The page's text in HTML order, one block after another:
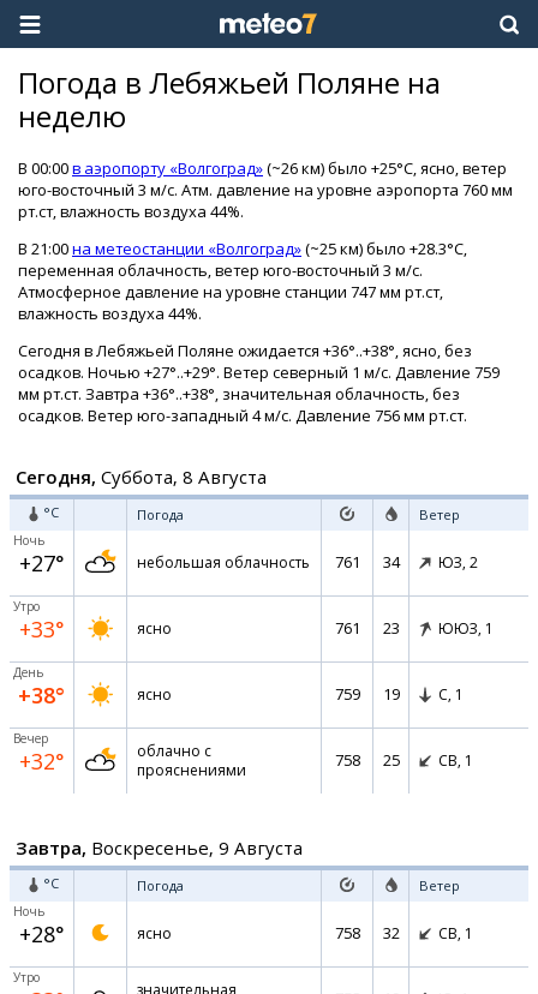
Погода в Лебяжьей Поляне на
неделю
В 00:00в аэропорту «Волгоград»(~26 км) было +25°C, ясно, ветер
юго-восточный 3 м/с. Атм. давление на уровне аэропорта 760 мм
рт.ст, влажность воздуха 44%.
В 21:00на метеостанции «Волгоград»(~25 км) было +28.3°C,
переменная облачность, ветер юго-восточный 3 м/с.
Атмосферное давление на уровне станции 747 мм рт.ст,
влажность воздуха 44%.
Сегодня в Лебяжьей Поляне ожидается +36°..+38°, ясно, без
осадков. Ночью +27°..+29°. Ветер северный 1 м/с. Давление 759
мм рт.ст. Завтра +36°..+38°, значительная облачность, без
осадков. Ветер юго-западный 4 м/с. Давление 756 мм рт.ст.
Сегодня, Суббота, 8 Августа
°C Погода Ветер
Ночь
+27° небольшая облачность 761 34 ЮЗ, 2
Утро
+33° ясно 761 23 ЮЮЗ, 1
День
+38° ясно 759 19 С, 1
Вечер
+32°
облачно с
прояснениями
758 25 СВ, 1
Завтра, Воскресенье, 9 Августа
°C Погода Ветер
Ночь
+28° ясно 758 32 СВ, 1
Утро
значительная